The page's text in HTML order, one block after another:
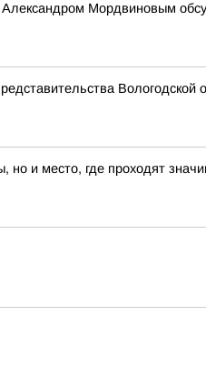
Мордвиновым
Вологодской
и место, где проходят